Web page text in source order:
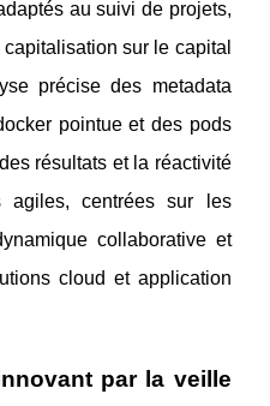
au suivi de projets,
sur le capital
précise des metadata
pointue et des pods
résultats et la réactivité
agiles, centrées sur les
collaborative et
cloud et application
par la veille